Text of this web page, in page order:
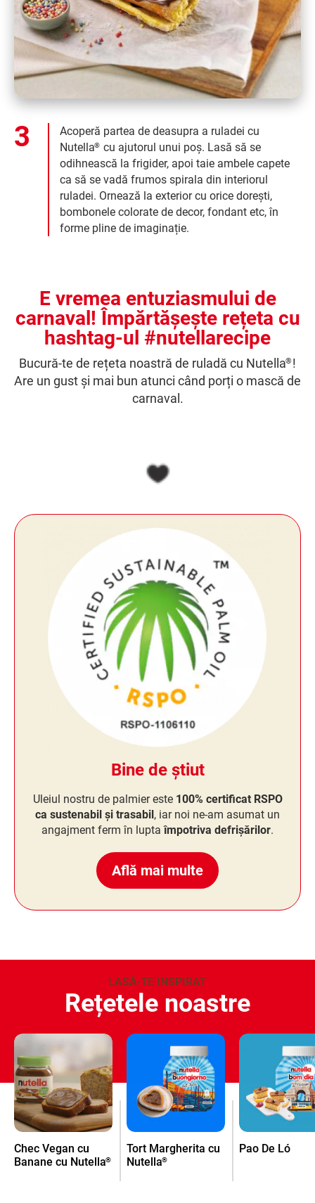
Acoperă partea de deasupra a ruladei cu
Nutella® cu ajutorul unui poș. Lasă să se
odihnească la frigider, apoi taie ambele capete
ca să se vadă frumos spirala din interiorul
ruladei. Ornează la exterior cu orice dorești,
bombonele colorate de decor, fondant etc, în
forme pline de imaginație.
E vremea entuziasmului de
carnaval! Împărtășește rețeta cu
hashtag-ul #nutellarecipe
Bucură-te de rețeta noastră de ruladă cu Nutella® !
Are un gust și mai bun atunci când porți o mască de
carnaval.
Bine de știut
Uleiul nostru de palmier este 100% certificat RSPO
ca sustenabil și trasabil , iar noi ne-am asumat un
angajment ferm în luptaîmpotriva defrișărilor.
Află mai multe
LASĂ-TE INSPIRAT
Rețetele noastre
Chec Vegan cu
Banane cu Nutella®
Tort Margherita cu
Nutella®
Pao De Ló